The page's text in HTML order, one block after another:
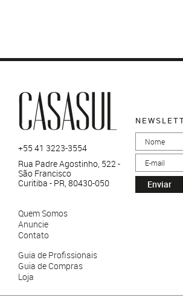
+55 41 3223-3554
Rua Padre Agostinho, 522 -
São Francisco
Curitiba - PR, 80430-050
Quem Somos
Anuncie
Contato
Guia de Profissionais
Guia de Compras
Loja
Enviar